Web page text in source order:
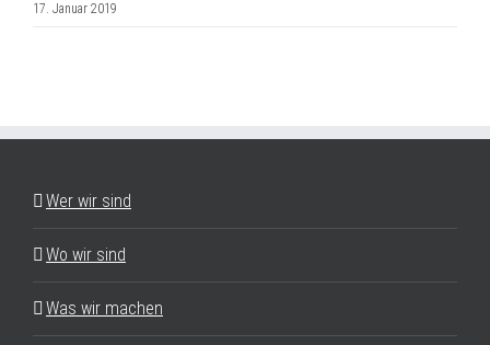
17. Januar 2019
Wer wir sind
Wo wir sind
Was wir machen